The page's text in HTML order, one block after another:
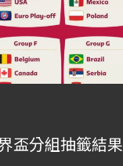
盃分組抽籤結果